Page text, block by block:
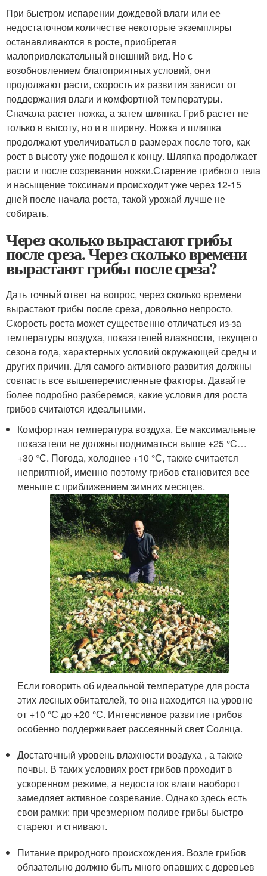
При быстром испарении дождевой влаги или ее
недостаточном количестве некоторые экземпляры
останавливаются в росте, приобретая
малопривлекательный внешний вид. Но с
возобновлением благоприятных условий, они
продолжают расти, скорость их развития зависит от
поддержания влаги и комфортной температуры.
Сначала растет ножка, а затем шляпка. Гриб растет не
только в высоту, но и в ширину. Ножка и шляпка
продолжают увеличиваться в размерах после того, как
рост в высоту уже подошел к концу. Шляпка продолжает
расти и после созревания ножки.Старение грибного тела
и насыщение токсинами происходит уже через 12-15
дней после начала роста, такой урожай лучше не
собирать.
Через сколько вырастают грибы
после среза. Через сколько времени
вырастают грибы после среза?
Дать точный ответ на вопрос, через сколько времени
вырастают грибы после среза, довольно непросто.
Скорость роста может существенно отличаться из-за
температуры воздуха, показателей влажности, текущего
сезона года, характерных условий окружающей среды и
других причин. Для самого активного развития должны
совпасть все вышеперечисленные факторы. Давайте
более подробно разберемся, какие условия для роста
грибов считаются идеальными.
Комфортная температура воздуха. Ее максимальные
показатели не должны подниматься выше +25 °С…
+30 °С. Погода, холоднее +10 °С, также считается
неприятной, именно поэтому грибов становится все
меньше с приближением зимних месяцев.
Если говорить об идеальной температуре для роста
этих лесных обитателей, то она находится на уровне
от +10 °С до +20 °С. Интенсивное развитие грибов
особенно поддерживает рассеянный свет Солнца.
Достаточный уровень влажности воздуха , а также
почвы. В таких условиях рост грибов проходит в
ускоренном режиме, а недостаток влаги наоборот
замедляет активное созревание. Однако здесь есть
свои рамки: при чрезмерном поливе грибы быстро
стареют и сгнивают.
Питание природного происхождения. Возле грибов
обязательно должно быть много опавших с деревьев